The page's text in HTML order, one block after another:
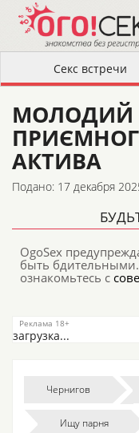
МОЛОДИЙ
АКТИВА
Подано: 17 декабря
OgoSex
быть бдительными.
ознакомьтесь с
загрузка...
Чернигов
Ищу парня